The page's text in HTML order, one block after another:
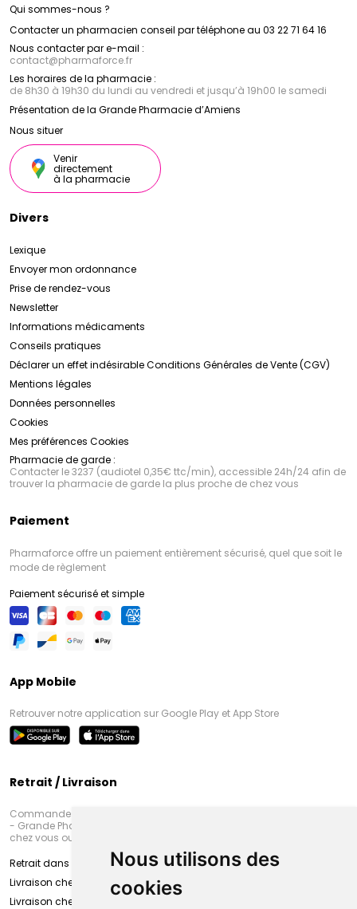
Nous utilisons des
cookies
Qui sommes-nous ?
Contacter un pharmacien conseil par téléphone au 03 22 71 64 16
Nous contacter par e-mail :
contact@pharmaforce.fr
Les horaires de la pharmacie :
de 8h30 à 19h30 du lundi au vendredi et jusqu’à 19h00 le samedi
Présentation de la Grande Pharmacie d’Amiens
Nous situer
Venir
directement
à la pharmacie
Divers
Lexique
Envoyer mon ordonnance
Prise de rendez-vous
Newsletter
Informations médicaments
Conseils pratiques
Déclarer un effet indésirableConditions Générales de Vente (CGV)
Mentions légales
Données personnelles
Cookies
Mes préférences Cookies
Pharmacie de garde :
Contacter le 3237 (audiotel 0,35€ ttc/min), accessible 24h/24 afin de
trouver la pharmacie de garde la plus proche de chez vous
Paiement
Pharmaforce offre un paiement entièrement sécurisé, quel que soit le
mode de règlement
Paiement sécurisé et simple
App Mobile
Retrouver notre application sur Google Play et App Store
Retrait / Livraison
Commandez en ligne et venez chercher votre commande à Amiens
- Grande Pharmacie d’Amiens (Fachon) ou recevez-là rapidement
chez vous ou en point retrait
Retrait dans la pharmacie d’Amiens
Livraison chez vous
Livraison chez votre commerçant